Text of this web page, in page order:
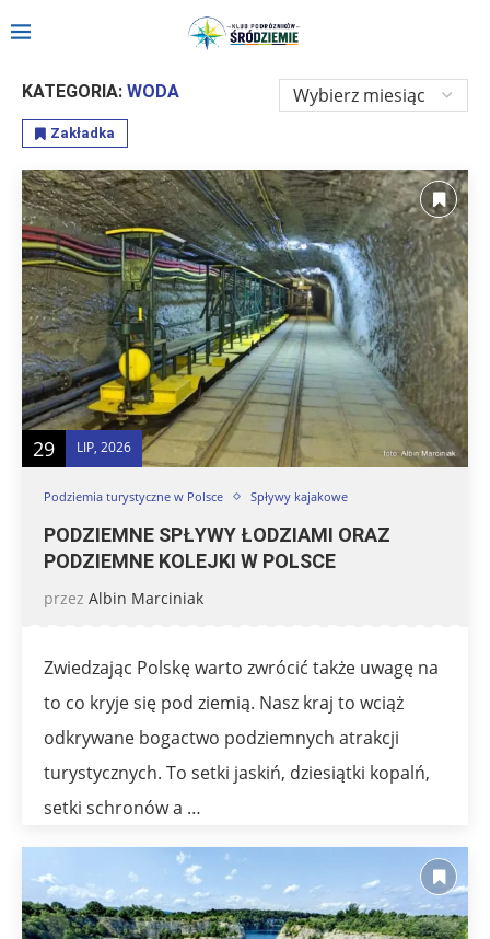
Strona główna Polska »Woda
KATEGORIA: WODA
Zakładka
29 LIP, 2026
Podziemia turystyczne w Polsce Spływy kajakowe
PODZIEMNE SPŁYWY ŁODZIAMI ORAZ
PODZIEMNE KOLEJKI W POLSCE
przez Albin Marciniak
Zwiedzając Polskę warto zwrócić także uwagę na
to co kryje się pod ziemią. Nasz kraj to wciąż
odkrywane bogactwo podziemnych atrakcji
turystycznych. To setki jaskiń, dziesiątki kopalń,
setki schronów a …